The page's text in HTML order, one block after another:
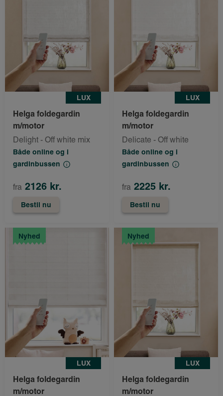
LUX
Helga foldegardin
m/motor
Delight - Off white mix
Både online og i
gardinbussen
fra 2126 kr.
Bestil nu
LUX
Helga foldegardin
m/motor
Delicate - Off white
Både online og i
gardinbussen
fra 2225 kr.
Bestil nu
Nyhed
LUX
Helga foldegardin
m/motor
Nyhed
LUX
Helga foldegardin
m/motor